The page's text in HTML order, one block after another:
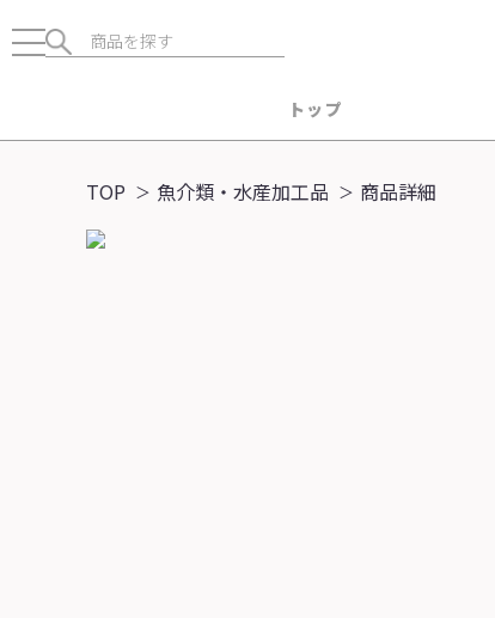
トップ
TOP 魚介類・水産加工品 商品詳細